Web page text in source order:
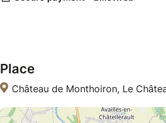
Place
Château de Monthoiron, Le